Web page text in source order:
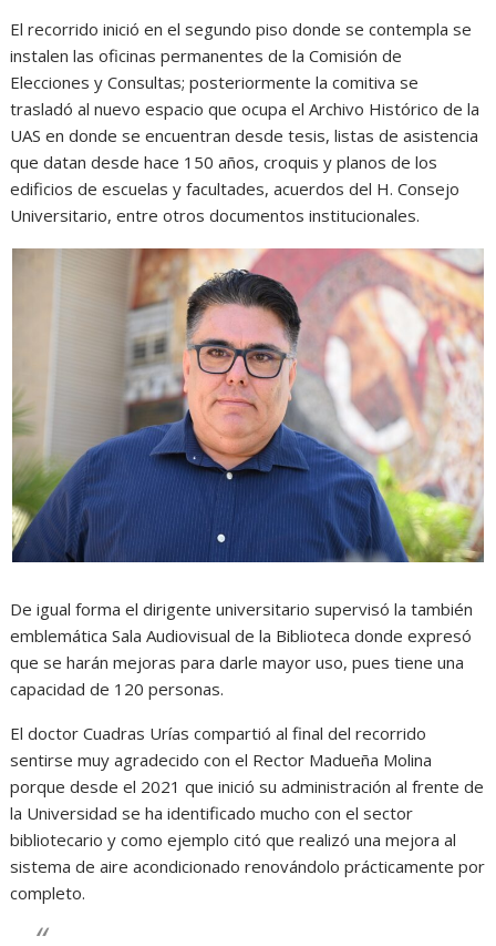
El recorrido inició en el segundo piso donde se contempla se
instalen las oficinas permanentes de la Comisión de
Elecciones y Consultas; posteriormente la comitiva se
trasladó al nuevo espacio que ocupa el Archivo Histórico de la
UAS en donde se encuentran desde tesis, listas de asistencia
que datan desde hace 150 años, croquis y planos de los
edificios de escuelas y facultades, acuerdos del H. Consejo
Universitario, entre otros documentos institucionales.
De igual forma el dirigente universitario supervisó la también
emblemática Sala Audiovisual de la Biblioteca donde expresó
que se harán mejoras para darle mayor uso, pues tiene una
capacidad de 120 personas.
El doctor Cuadras Urías compartió al final del recorrido
sentirse muy agradecido con el Rector Madueña Molina
porque desde el 2021 que inició su administración al frente de
la Universidad se ha identificado mucho con el sector
bibliotecario y como ejemplo citó que realizó una mejora al
sistema de aire acondicionado renovándolo prácticamente por
completo.